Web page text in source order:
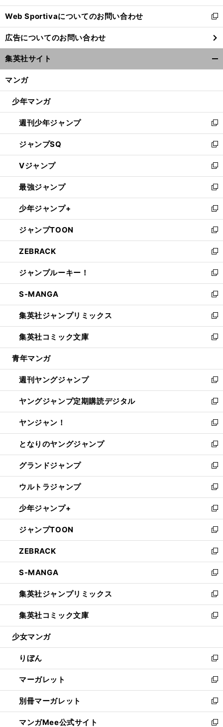
開
く
Web Sportivaについてのお問い合わせ
新
し
い
ウ
ィ
ン
ウ
開
く
広告についてのお問い合わせ
集英社サイト
マンガ
少年マンガ
週刊少年ジャンプ
新
し
い
ウ
ィ
ン
ド
ウ
で
開
く
ジャンプSQ
新
し
い
ウ
ィ
ン
ド
ウ
で
開
く
Vジャンプ
新
し
い
ウ
ィ
ン
ド
ウ
で
開
く
最強ジャンプ
新
し
い
ウ
ィ
ン
ド
ウ
で
開
く
少年ジャンプ+
新
し
い
ウ
ィ
ン
ド
ウ
で
開
く
ジャンプTOON
新
し
い
ウ
ィ
ン
ド
ウ
で
開
く
ZEBRACK
新
し
い
ウ
ィ
ン
ド
ウ
で
開
ジャンプルーキー！
新
し
い
ウ
ィ
ン
ド
ウ
開
く
S-MANGA
新
し
い
ウ
ィ
ン
ウ
で
開
く
集英社ジャンプリミックス
新
し
い
ウ
ン
ド
ウ
で
開
く
集英社コミック文庫
新
し
ウ
ィ
ン
ド
ウ
で
開
く
青年マンガ
週刊ヤングジャンプ
新
し
い
ウ
ィ
ン
ド
ウ
で
開
く
ヤングジャンプ定期購読デジタル
新
し
い
ウ
ィ
ン
ド
ウ
で
開
く
ヤンジャン！
新
し
い
ウ
ィ
ン
ド
ウ
で
開
く
となりのヤングジャンプ
新
し
い
ウ
ィ
ン
ド
ウ
で
開
く
グランドジャンプ
新
し
い
ウ
ィ
ン
ド
ウ
で
開
く
ウルトラジャンプ
新
し
い
ウ
ィ
ン
ド
ウ
で
開
く
少年ジャンプ+
新
し
い
ウ
ィ
ン
ド
ウ
で
開
く
ジャンプTOON
新
し
い
ウ
ィ
ン
ド
ウ
で
開
ZEBRACK
新
し
い
ウ
ィ
ン
ド
ウ
開
く
S-MANGA
新
し
い
ウ
ィ
ン
ウ
で
開
く
集英社ジャンプリミックス
新
し
い
ウ
ン
ド
ウ
で
開
く
集英社コミック文庫
新
し
ウ
ィ
ン
ド
ウ
で
開
く
少女マンガ
りぼん
新
し
い
ウ
ィ
ン
ド
マーガレット
新
し
い
ウ
ィ
別冊マーガレット
新
し
い
マンガMee公式サイト 新